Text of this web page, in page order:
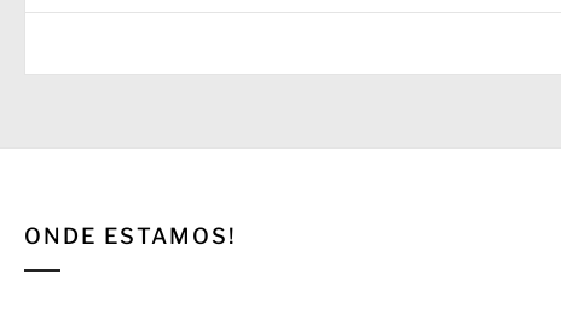
ONDE ESTAMOS!